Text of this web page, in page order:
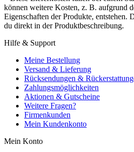
können weitere Kosten, z. B. aufgrund
Eigenschaften der Produkte, entstehen.
du direkt in der Produktbeschreibung.
Hilfe & Support
Meine Bestellung
Versand & Lieferung
Rücksendungen &
Zahlungsmöglichkeiten
Aktionen & Gutscheine
Weitere Fragen?
Firmenkunden
Mein Kundenkonto
Mein Konto